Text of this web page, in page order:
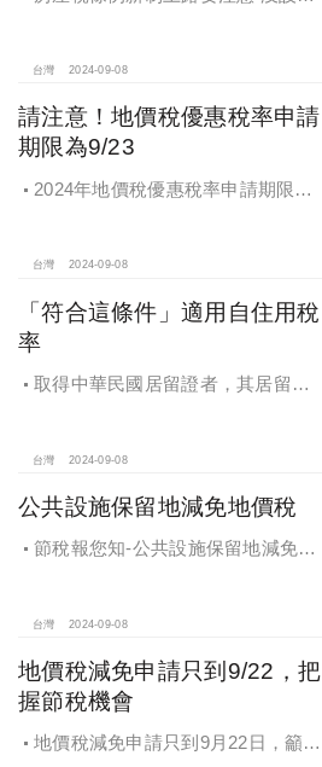
台灣 2024-09-08
請注意！地價稅優惠稅率申請
期限為9/23
2024年地價稅優惠稅率申請期限為9
台灣 2024-09-08
「符合這條件」適用自住用稅
率
取得中華民國居留證者，其居留地
記，適用自住用稅率
台灣 2024-09-08
公共設施保留地減免地價稅
節稅報您知-公共設施保留地減免地
台灣 2024-09-08
地價稅減免申請只到9/22，把
握節稅機會
地價稅減免申請只到9月22日，籲民